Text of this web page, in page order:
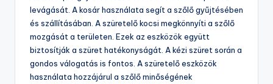
hatékonyságát.
Melyek a legfontosabb szüretelő
eszközök és azok használata?
A legfontosabb szüretelő eszközök közé tartozik a